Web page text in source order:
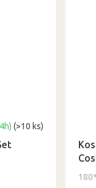
(>10 ks)
je
4,9